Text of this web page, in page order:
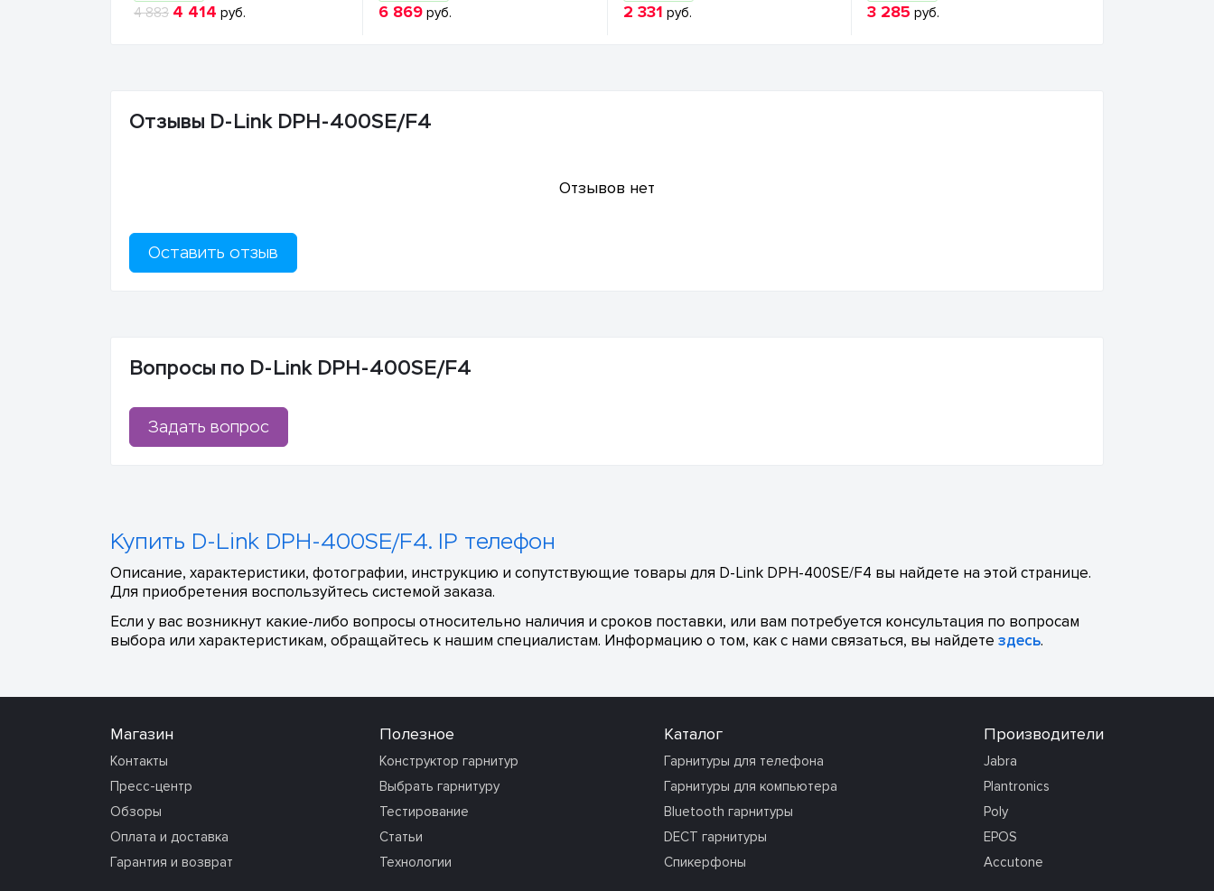
4 883 4 414 руб. 6 869руб. 2 331 руб. 3 285 руб.
Отзывы D-Link DPH-400SE/F4
Отзывов нет
Оставить отзыв
Вопросы по D-Link DPH-400SE/F4
Задать вопрос
Купить D-Link DPH-400SE/F4. IP телефон
Описание, характеристики, фотографии, инструкцию и сопутствующие товары для D-Link DPH-400SE/F4 вы найдете на этой странице.
Для приобретения воспользуйтесь системой заказа.
Если у вас возникнут какие-либо вопросы относительно наличия и сроков поставки, или вам потребуется консультация по вопросам
выбора или характеристикам, обращайтесь к нашим специалистам. Информацию о том, как с нами связаться, вы найдете здесь.
Магазин
Контакты
Пресс-центр
Обзоры
Оплата и доставка
Гарантия и возврат
Полезное
Конструктор гарнитур
Выбрать гарнитуру
Тестирование
Статьи
Технологии
Каталог
Гарнитуры для телефона
Гарнитуры для компьютера
Bluetooth гарнитуры
DECT гарнитуры
Спикерфоны
Производители
Jabra
Plantronics
Poly
EPOS
Accutone